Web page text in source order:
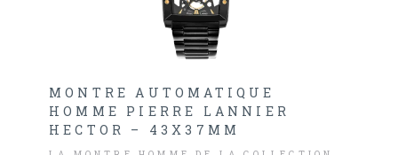
MONTRE AUTOMATIQUE
HOMME PIERRE LANNIER
HECTOR – 43X37MM